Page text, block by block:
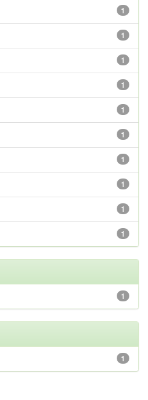
1
1
1
1
1
1
1
1
1
1
1
1